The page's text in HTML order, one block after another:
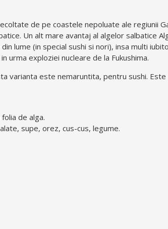
de pe coastele nepoluate ale regiunii
Un alt mare avantaj al algelor salbatice
lume (in special sushi si nori), insa multi
urma exploziei nucleare de la Fukushima.
varianta este nemaruntita, pentru sushi.
de alga.
supe, orez, cus-cus, legume.